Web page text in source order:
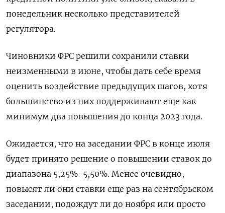
понедельник несколько представителей
регулятора.
Чиновники ФРС решили сохранили ставки
неизменными в июне, чтобы дать себе время
оценить воздействие предыдущих шагов, хотя
большинство из них поддерживают еще как
минимум два повышения до конца 2023 года.
Ожидается, что на заседании ФРС в конце июля
будет принято решение о повышении ставок до
диапазона 5,25%-5,50%. Менее очевидно,
повысят ли они ставки еще раз на сентябрьском
заседании, подождут ли до ноября или просто